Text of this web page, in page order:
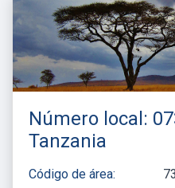
Número local:
Tanzania
Código de área:
73